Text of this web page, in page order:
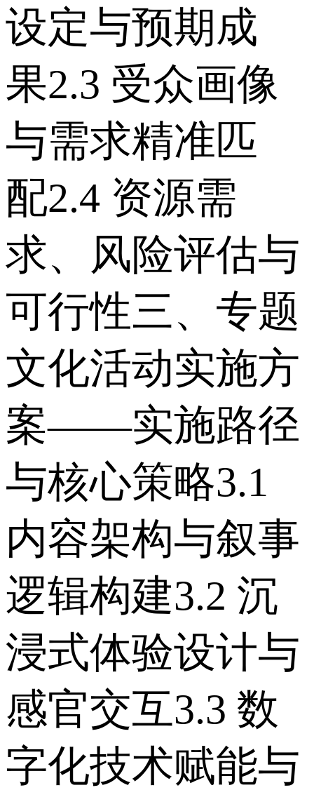
设定与预期成
果 2.3 受众画像
与需求精准匹
配 2.4 资源需
求、风险评估与
可行性 三、专题
文化活动实施方
案——实施路径
与核心策略 3.1
内容架构与叙事
逻辑构建 3.2 沉
浸式体验设计与
感官交互 3.3 数
字化技术赋能与